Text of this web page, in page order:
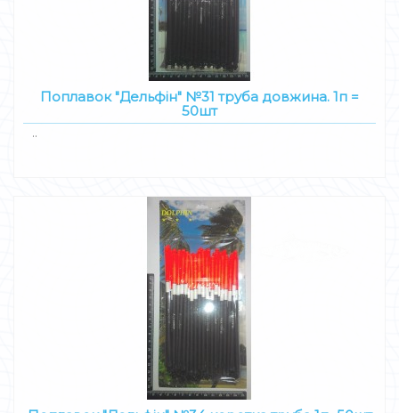
Поплавок "Дельфін" №31 труба довжина. 1п =
50шт
..